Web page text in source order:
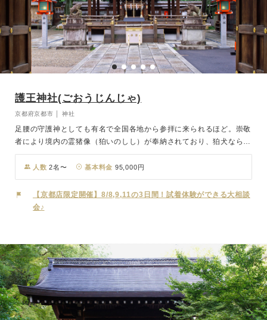
護王神社(ごおうじんじゃ)
京都府京都市 │ 神社
足腰の守護神としても有名で全国各地から参拝に来られるほど。崇敬
者により境内の霊猪像（狛いのしし）が奉納されており、狛犬ならぬ
「狛いのしし」が門前にてお出迎え。「いのしし神社」とも呼ばれ親
しまれています。神社に縁の深い猪は多産であり、子孫繁栄、子育安
全の信仰があります。 護王神社の神前挙式は、厳粛かつ雅やかな雰
囲気で進められ、打ち響く太鼓の音を聞きながら御神前へ進むと、雅
楽の旋律が式場を包みます。おふたりの弥栄（いやさか）を祈る神楽
人数 2名〜 基本料金 95,000円
【京都店限定開催】8/8,9,11の3日間！試着体験ができる大相談
会♪